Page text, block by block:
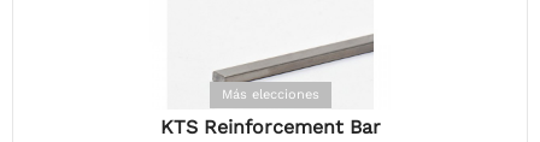
Más elecciones
KTS Reinforcement Bar